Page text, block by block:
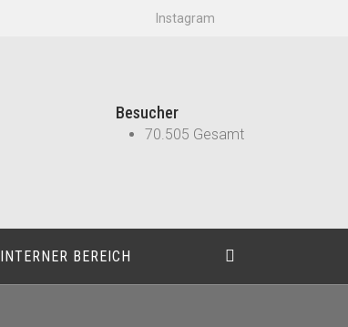
Instagram
Besucher
70.505 Gesamt
INTERNER BEREICH